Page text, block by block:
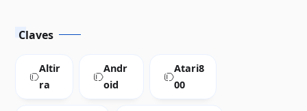
Claves
Altir
ra
Andr
oid
Atari8
00